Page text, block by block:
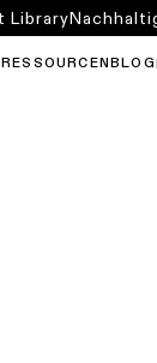
RESSOURCEN BLOG
Library